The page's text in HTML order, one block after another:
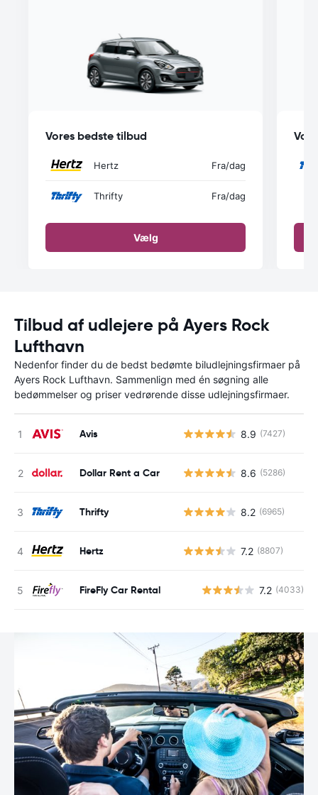
Vores bedste tilbud
Hertz Fra/dag
Thrifty Fra/dag
Vælg
Tilbud af udlejere på Ayers Rock
Lufthavn
Nedenfor finder du de bedst bedømte biludlejningsfirmaer på
Ayers Rock Lufthavn. Sammenlign med én søgning alle
bedømmelser og priser vedrørende disse udlejningsfirmaer.
Avis 8.9 (7427)
Dollar Rent a Car 8.6 (5286)
Thrifty 8.2 (6965)
Hertz 7.2 (8807)
FireFly Car Rental 7.2 (4033)